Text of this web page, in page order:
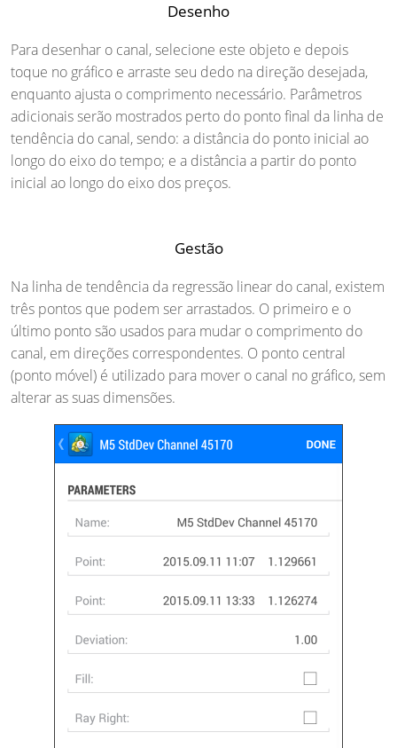
Desenho
Para desenhar o canal, selecione este objeto e depois
toque no gráfico e arraste seu dedo na direção desejada,
enquanto ajusta o comprimento necessário. Parâmetros
adicionais serão mostrados perto do ponto final da linha de
tendência do canal, sendo: a distância do ponto inicial ao
longo do eixo do tempo; e a distância a partir do ponto
inicial ao longo do eixo dos preços.
Gestão
Na linha de tendência da regressão linear do canal, existem
três pontos que podem ser arrastados. O primeiro e o
último ponto são usados ​​para mudar o comprimento do
canal, em direções correspondentes. O ponto central
(ponto móvel) é utilizado para mover o canal no gráfico, sem
alterar as suas dimensões.